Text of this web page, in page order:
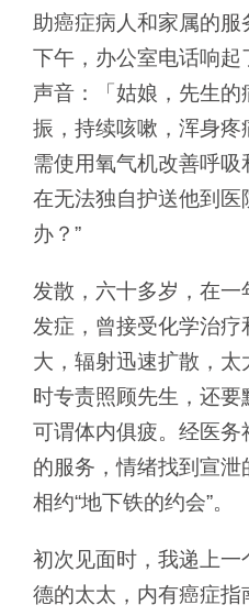
助癌症病人和家属的
下午，办公室电话响
声音：「姑娘，先生
振，持续咳嗽，浑身
需使用氧气机改善呼
在无法独自护送他到医
办？”
发散，六十多岁，在
发症，曾接受化学治
大，辐射迅速扩散，
时专责照顾先生，还要
可谓体内俱疲。经医务
的服务，情绪找到宣
相约“地下铁的约会”。
初次见面时，我递上一
德的太太，内有癌症指